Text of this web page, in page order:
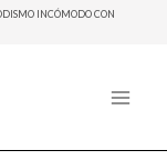
INCÓMODO CON